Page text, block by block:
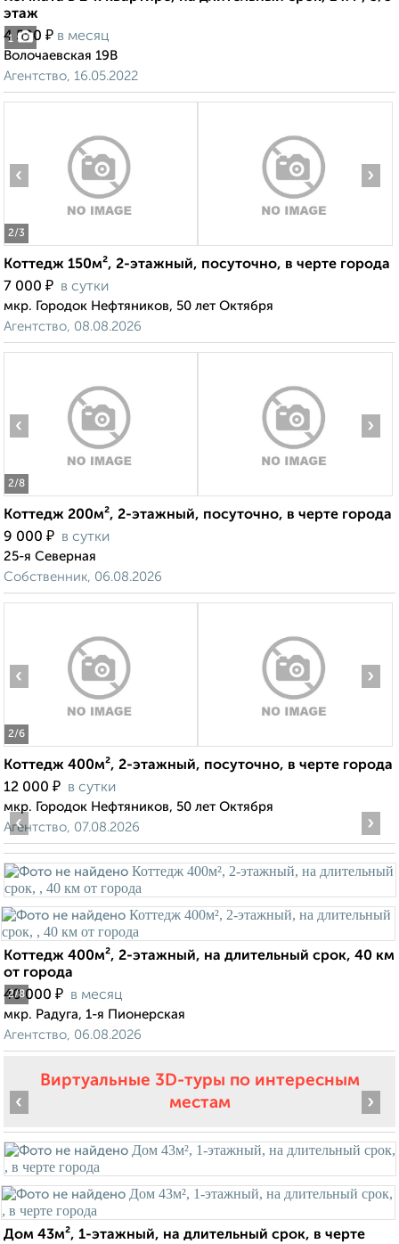
1
этаж
4 500 ₽ в месяц
Волочаевская 19В
Агентство, 16.05.2022
2/3
‹ ›
Коттедж 150м², 2-этажный, посуточно, в черте города
7 000 ₽ в сутки
мкр. Городок Нефтяников, 50 лет Октября
Агентство, 08.08.2026
2/8
‹ ›
Коттедж 200м², 2-этажный, посуточно, в черте города
9 000 ₽ в сутки
25-я Северная
Собственник, 06.08.2026
2/6
‹ ›
Коттедж 400м², 2-этажный, посуточно, в черте города
12 000 ₽ в сутки
мкр. Городок Нефтяников, 50 лет Октября
Агентство, 07.08.2026
2/8
‹ ›
Коттедж 400м², 2-этажный, на длительный срок, 40 км
от города
40 000 ₽ в месяц
мкр. Радуга, 1-я Пионерская
Агентство, 06.08.2026
Виртуальные 3D-туры по интересным
местам
‹ ›
Дом 43м², 1-этажный, на длительный срок, в черте